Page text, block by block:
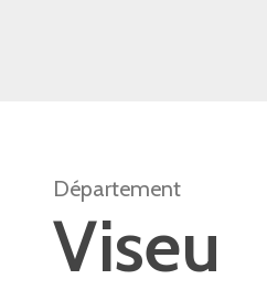
Département
Viseu